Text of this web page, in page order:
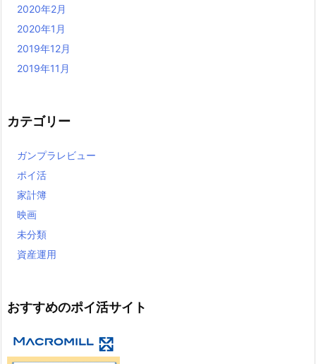
2020年2月
2020年1月
2019年12月
2019年11月
カテゴリー
ガンプラレビュー
ポイ活
家計簿
映画
未分類
資産運用
おすすめのポイ活サイト